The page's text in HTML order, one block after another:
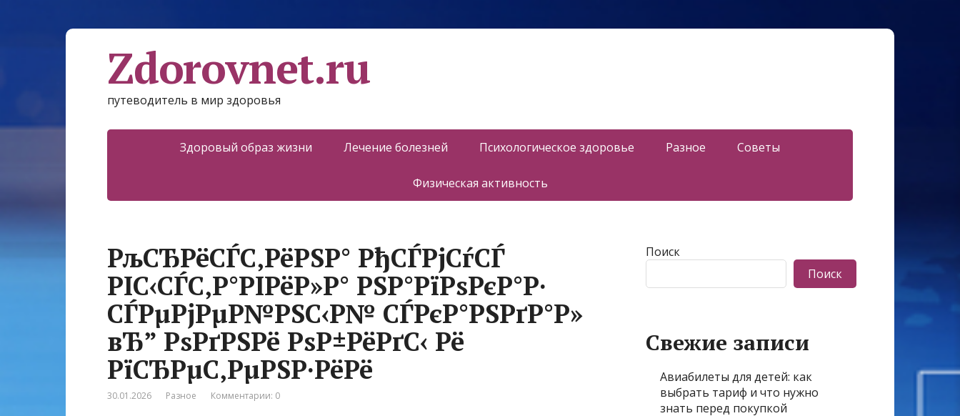
Zdorovnet.ru
путеводитель в мир здоровья
Здоровый образ жизни Лечение болезней Психологическое здоровье Разное Советы
Физическая активность
РљСЂРёСЃС‚РёРЅР° РђСЃРјСѓСЃ
РІС‹СЃС‚Р°РІРёР»Р° РЅР°РїРѕРєР°Р·
СЃРµРјРµР№РЅС‹Р№ СЃРєР°РЅРґР°Р»
вЂ” РѕРґРЅРё РѕР±РёРґС‹ Рё
РїСЂРµС‚РµРЅР·РёРё
30.01.2026 Разное Комментарии: 0
Поиск
Поиск
Свежие записи
Авиабилеты для детей: как
выбрать тариф и что нужно
знать перед покупкой